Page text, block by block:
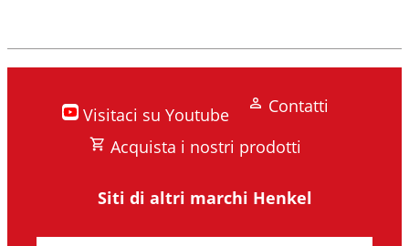
Visitaci su Youtube
Contatti
Acquista i nostri prodotti
Siti di altri marchi Henkel